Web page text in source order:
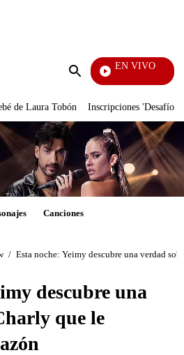
Enviar
EN VIVO
Doble Vía
de Laura Tobón Inscripciones 'Desafío'
Canciones
/ Esta noche: Yeimy descubre una verdad
descubre una
que le